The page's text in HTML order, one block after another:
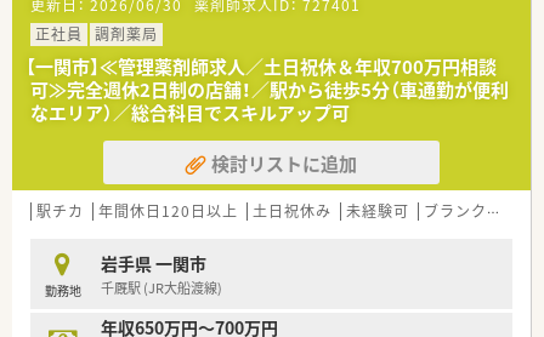
更新日： 2026/06/30 薬剤師求人ID： 727401
正社員
調剤薬局
【一関市】≪管理薬剤師求人／土日祝休＆年収700万円相談
可≫完全週休2日制の店舗！／駅から徒歩5分（車通勤が便利
なエリア）／総合科目でスキルアップ可
検討リストに追加
駅チカ 年間休日120日以上 土日祝休み 未経験可 ブランク可
勤務地
岩手県 一関市
千厩駅 (JR大船渡線)
年収650万円～700万円